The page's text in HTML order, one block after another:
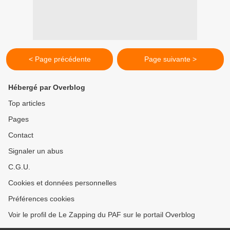
< Page précédente Page suivante >
Hébergé par Overblog
Top articles
Pages
Contact
Signaler un abus
C.G.U.
Cookies et données personnelles
Préférences cookies
Voir le profil de Le Zapping du PAF sur le portail Overblog